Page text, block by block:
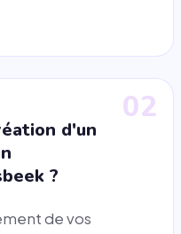
02
d'un
?
de vos